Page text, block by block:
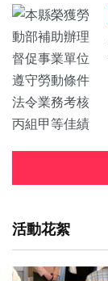
活動花絮